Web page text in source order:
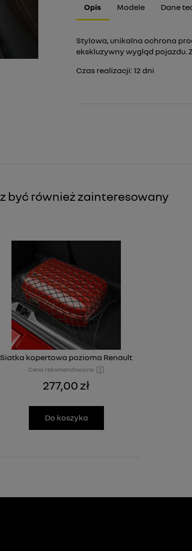
Opis Modele Dane
Stylowa, unikalna ochrona
ekskluzywny wygląd pojazdu.
Czas realizacji: 12 dni
być również zainteresowany
Siatka kopertowa pozioma Renault
Cena rekomendowana
277,00 zł
Do koszyka